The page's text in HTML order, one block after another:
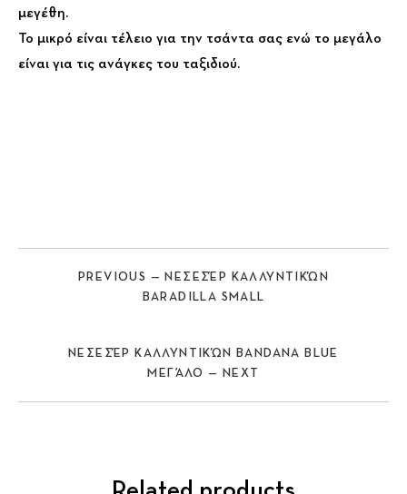
μεγέθη.
Το μικρό είναι τέλειο για την τσάντα σας ενώ το μεγάλο
είναι για τις ανάγκες του ταξιδιού.
PREVIOUS — ΝΕΣΕΣΈΡ ΚΑΛΛΥΝΤΙΚΏΝ
BARADILLA SMALL
ΝΕΣΕΣΈΡ ΚΑΛΛΥΝΤΙΚΏΝ BANDANA BLUE
ΜΕΓΆΛΟ — NEXT